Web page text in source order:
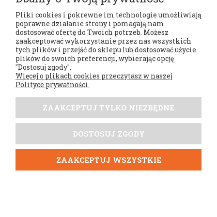
jak otarcia czy przecięcia, dzięki wykorzystaniu
wytrzymałych i odpornych materiałów,
umożliwia przechowywanie niezbędnych
akcesoriów myśliwskich, takich jak amunicja czy
noże, w specjalistycznych kieszeniach i
przegródkach.
Kamizelki myśliwskie: ich rola w
zapewnieniu bezpieczeństwa
elementów odzieży myśliwskiej, które mają
bezpośredni wpływ na bezpieczeństwo polowania. Oto
ich cechy i funkcje:
zwiększają widoczność myśliwego dla innych
uczestników polowania, dzięki zastosowaniu
jaskrawych kolorów, takich jakpomarańczowy
Pliki cookies i pokrewne im technologie umożliwiają
poprawne działanie strony i pomagają nam
dostosować ofertę do Twoich potrzeb. Możesz
zaakceptować wykorzystanie przez nas wszystkich
tych plików i przejść do sklepu lub dostosować użycie
plików do swoich preferencji, wybierając opcję
"Dostosuj zgody".
Więcej o plikach cookies przeczytasz w naszej
Polityce prywatności.
ZAAKCEPTUJ TYLKO NIEZBĘDNE
DOSTOSUJ ZGODY
ZAAKCEPTUJ WSZYSTKIE